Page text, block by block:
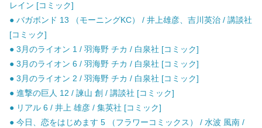
レイン [コミック]
● バガボンド 13 （モーニングKC） / 井上雄彦、吉川英治 / 講談社
[コミック]
● 3月のライオン 1 / 羽海野 チカ / 白泉社 [コミック]
● 3月のライオン 6 / 羽海野 チカ / 白泉社 [コミック]
● 3月のライオン 2 / 羽海野 チカ / 白泉社 [コミック]
● 進撃の巨人 12 / 諫山 創 / 講談社 [コミック]
● リアル 6 / 井上 雄彦 / 集英社 [コミック]
● 今日、恋をはじめます 5 （フラワーコミックス） / 水波 風南 /